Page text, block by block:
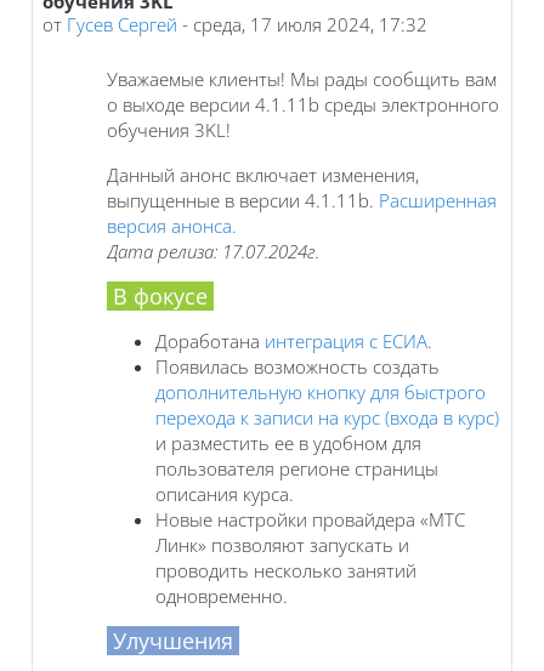
от Гусев Сергей - среда, 17 июля 2024, 17:32
Уважаемые клиенты! Мы рады сообщить вам
о выходе версии 4.1.11b среды электронного
обучения 3KL!
Данный анонс включает изменения,
выпущенные в версии 4.1.11b. Расширенная
версия анонса.
Дата релиза: 17.07.2024г.
В фокусе
Доработана интеграция с ЕСИА.
Появилась возможность создать
дополнительную кнопку для быстрого
перехода к записи на курс (входа в курс)
и разместить ее в удобном для
пользователя регионе страницы
описания курса.
Новые настройки провайдера «МТС
Линк» позволяют запускать и
проводить несколько занятий
одновременно.
Улучшения